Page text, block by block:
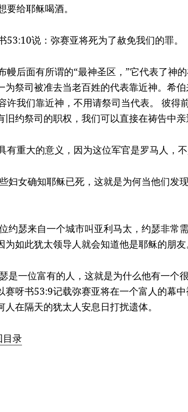
给耶稣喝酒。
53:10说：弥赛亚将死为了赦免我们的罪。
幔后面有所谓的“最神圣区，”它代表了神
为祭司被准去当老百姓的代表靠近神。希
许我们靠近神，不用请祭司当代表。 彼得
约祭司的职权，我们可以直接在祷告中亲
有重大的意义，因为这位军官是罗马人，不
妇女确知耶稣已死，这就是为何当他们发
约瑟来自一个城市叫亚利马太，约瑟非常
如此犹太领导人就会知道他是耶稣的朋友
是一位富有的人，这就是为什么他有一个
赛呀书53:9记载弥赛亚将在一个富人的幕
在隔天的犹太人安息日打扰遗体。
目录